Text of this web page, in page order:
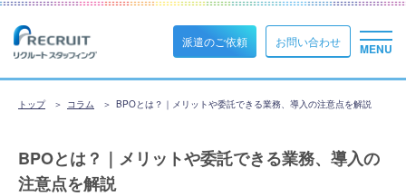
派遣のご依頼 お問い合わせ
トップ コラム BPOとは？｜メリットや委託できる業務、導入の注意点を解説
BPOとは？｜メリットや委託できる業務、導入の
注意点を解説